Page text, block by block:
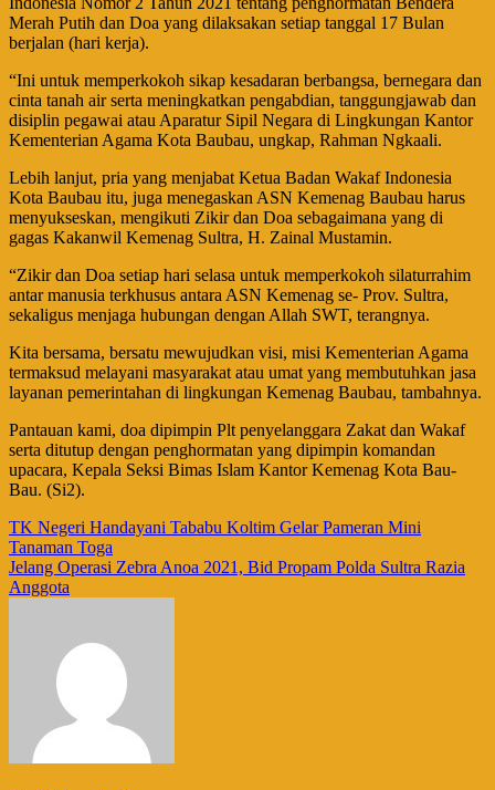
Merah Putih dan Doa yang dilaksakan setiap tanggal 17 Bulan
berjalan (hari kerja).
“Ini untuk memperkokoh sikap kesadaran berbangsa, bernegara dan
cinta tanah air serta meningkatkan pengabdian, tanggungjawab dan
disiplin pegawai atau Aparatur Sipil Negara di Lingkungan Kantor
Kementerian Agama Kota Baubau, ungkap, Rahman Ngkaali.
Lebih lanjut, pria yang menjabat Ketua Badan Wakaf Indonesia
Kota Baubau itu, juga menegaskan ASN Kemenag Baubau harus
menyukseskan, mengikuti Zikir dan Doa sebagaimana yang di
gagas Kakanwil Kemenag Sultra, H. Zainal Mustamin.
“Zikir dan Doa setiap hari selasa untuk memperkokoh silaturrahim
antar manusia terkhusus antara ASN Kemenag se- Prov. Sultra,
sekaligus menjaga hubungan dengan Allah SWT, terangnya.
Kita bersama, bersatu mewujudkan visi, misi Kementerian Agama
termaksud melayani masyarakat atau umat yang membutuhkan jasa
layanan pemerintahan di lingkungan Kemenag Baubau, tambahnya.
Pantauan kami, doa dipimpin Plt penyelanggara Zakat dan Wakaf
serta ditutup dengan penghormatan yang dipimpin komandan
upacara, Kepala Seksi Bimas Islam Kantor Kemenag Kota Bau-
Bau. (Si2).
Navigasi
pos
TK Negeri Handayani Tababu Koltim Gelar Pameran Mini
Tanaman Toga
Jelang Operasi Zebra Anoa 2021, Bid Propam Polda Sultra Razia
Anggota